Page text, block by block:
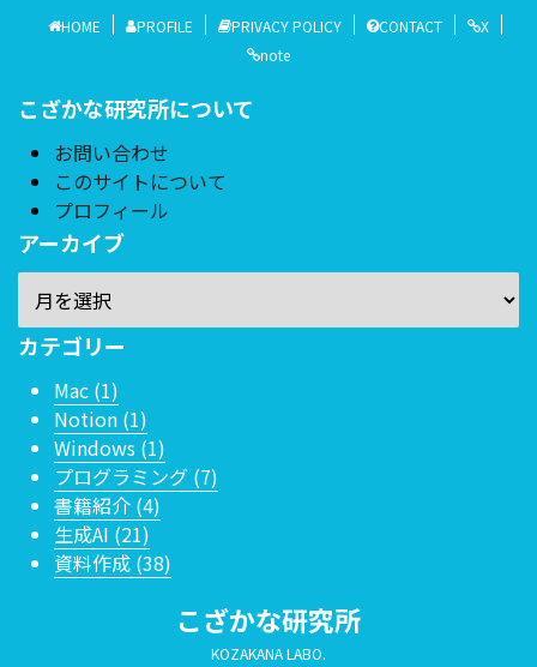
HOME PROFILE PRIVACY POLICY CONTACT
X
note
こざかな研究所について
お問い合わせ
このサイトについて
プロフィール
アーカイブ
カテゴリー
Mac (1)
Notion (1)
Windows (1)
プログラミング (7)
書籍紹介 (4)
生成AI (21)
資料作成 (38)
こざかな研究所
KOZAKANA LABO.